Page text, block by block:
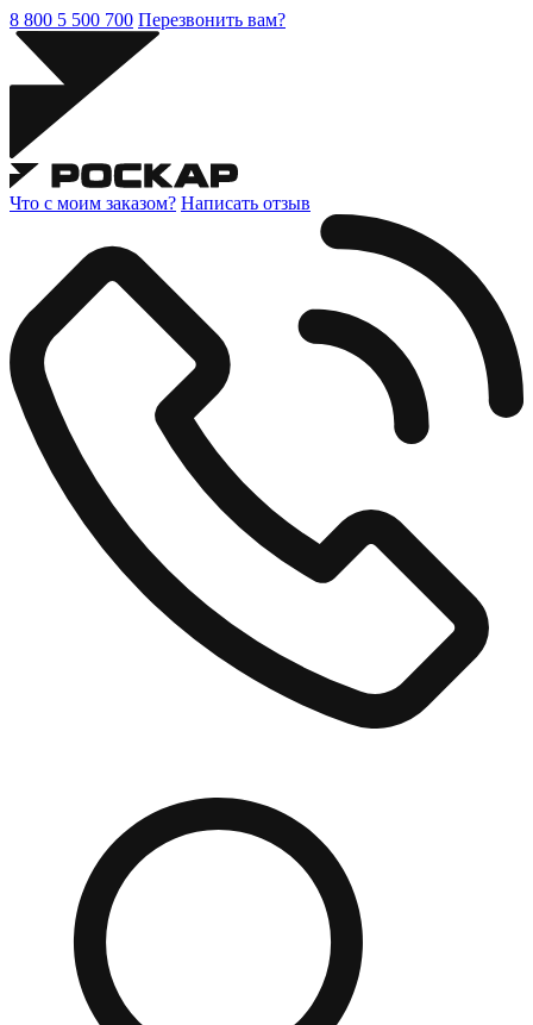
8 800 5 500 700 Перезвонить вам?
Что с моим заказом? Написать отзыв